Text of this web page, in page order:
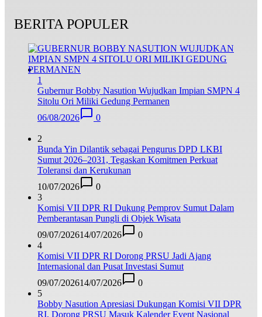
BERITA POPULER
1
Gubernur Bobby Nasution Wujudkan Impian SMPN 4
Sitolu Ori Miliki Gedung Permanen
06/08/2026
0
2
Bunda Yin Dilantik sebagai Pengurus DPD LKBI
Sumut 2026–2031, Tegaskan Komitmen Perkuat
Toleransi dan Kerukunan
10/07/2026
0
3
Komisi VII DPR RI Dukung Pemprov Sumut Dalam
Pemberantasan Pungli di Objek Wisata
09/07/202614/07/2026
0
4
Komisi VII DPR RI Dorong PRSU Jadi Ajang
Internasional dan Pusat Investasi Sumut
09/07/202614/07/2026
0
5
Bobby Nasution Apresiasi Dukungan Komisi VII DPR
RI, Dorong PRSU Masuk Kalender Event Nasional